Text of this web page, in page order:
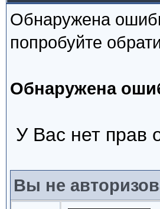
Обнаружена
попробуйте
Обнаружена
У Вас нет прав
Вы не